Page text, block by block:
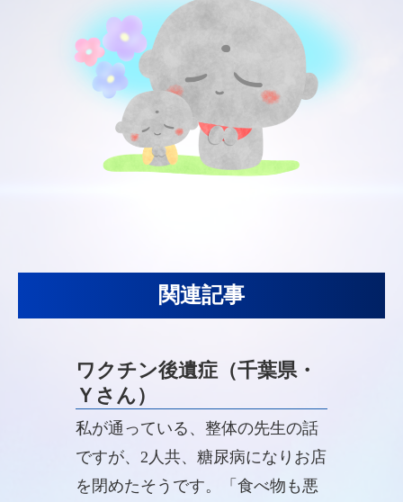
関連記事
ワクチン後遺症（千葉県・
Ｙさん）
私が通っている、整体の先生の話
ですが、2人共、糖尿病になりお店
を閉めたそうです。「食べ物も悪